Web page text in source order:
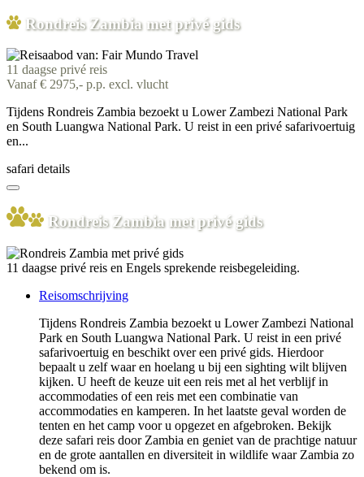
Rondreis Zambia met privé gids
11 daagse privé reis
Vanaf € 2975,- p.p. excl. vlucht
Tijdens Rondreis Zambia bezoekt u Lower Zambezi National Park
en South Luangwa National Park. U reist in een privé safarivoertuig
en...
safari details
Rondreis Zambia met privé gids
11 daagse privé reis en Engels sprekende reisbegeleiding.
Reisomschrijving
Tijdens Rondreis Zambia bezoekt u Lower Zambezi National
Park en South Luangwa National Park. U reist in een privé
safarivoertuig en beschikt over een privé gids. Hierdoor
bepaalt u zelf waar en hoelang u bij een sighting wilt blijven
kijken. U heeft de keuze uit een reis met al het verblijf in
accommodaties of een reis met een combinatie van
accommodaties en kamperen. In het laatste geval worden de
tenten en het camp voor u opgezet en afgebroken. Bekijk
deze safari reis door Zambia en geniet van de prachtige natuur
en de grote aantallen en diversiteit in wildlife waar Zambia zo
bekend om is.